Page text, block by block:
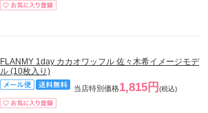
FLANMY 1day カカオワッフル 佐々木希イメージモデ
ル (10枚入り)
当店特別価格1,815円 (税込)